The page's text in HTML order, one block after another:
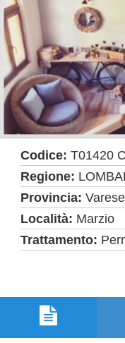
Codice:T01420
Regione:
Provincia:Varese
Località: Marzio
Trattamento:
